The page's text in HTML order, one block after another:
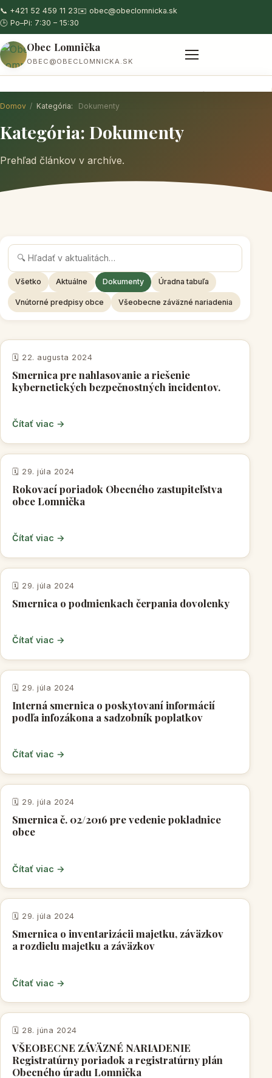
📞 +421 52 459 11 23✉️ obec@obeclomnicka.sk
🕒 Po–Pi: 7:30 – 15:30
Obec Lomnička
OBEC@OBECLOMNICKA.SK
Domov / Kategória: Dokumenty
Kategória: Dokumenty
Prehľad článkov v archíve.
Všetko Aktuálne Dokumenty Úradna tabuľa
Vnútorné predpisy obce Všeobecne záväzné nariadenia
VNÚTORNÉ PREDPISY OBCE
🗓️ 22. augusta 2024
Smernica pre nahlasovanie a riešenie
kybernetických bezpečnostných incidentov.
Čítať viac →
VNÚTORNÉ PREDPISY OBCE
🗓️ 29. júla 2024
Rokovací poriadok Obecného zastupiteľstva
obce Lomnička
Čítať viac →
VNÚTORNÉ PREDPISY OBCE
🗓️ 29. júla 2024
Smernica o podmienkach čerpania dovolenky
Čítať viac →
VNÚTORNÉ PREDPISY OBCE
🗓️ 29. júla 2024
Interná smernica o poskytovaní informácií
podľa infozákona a sadzobník poplatkov
Čítať viac →
VNÚTORNÉ PREDPISY OBCE
🗓️ 29. júla 2024
Smernica č. 02/2016 pre vedenie pokladnice
obce
Čítať viac →
VNÚTORNÉ PREDPISY OBCE
🗓️ 29. júla 2024
Smernica o inventarizácii majetku, záväzkov
a rozdielu majetku a záväzkov
Čítať viac →
VŠEOBECNE ZÁVÄZNÉ NARIADENIA
🗓️ 28. júna 2024
VŠEOBECNE ZÁVÄZNÉ NARIADENIE
Registratúrny poriadok a registratúrny plán
Obecného úradu Lomnička